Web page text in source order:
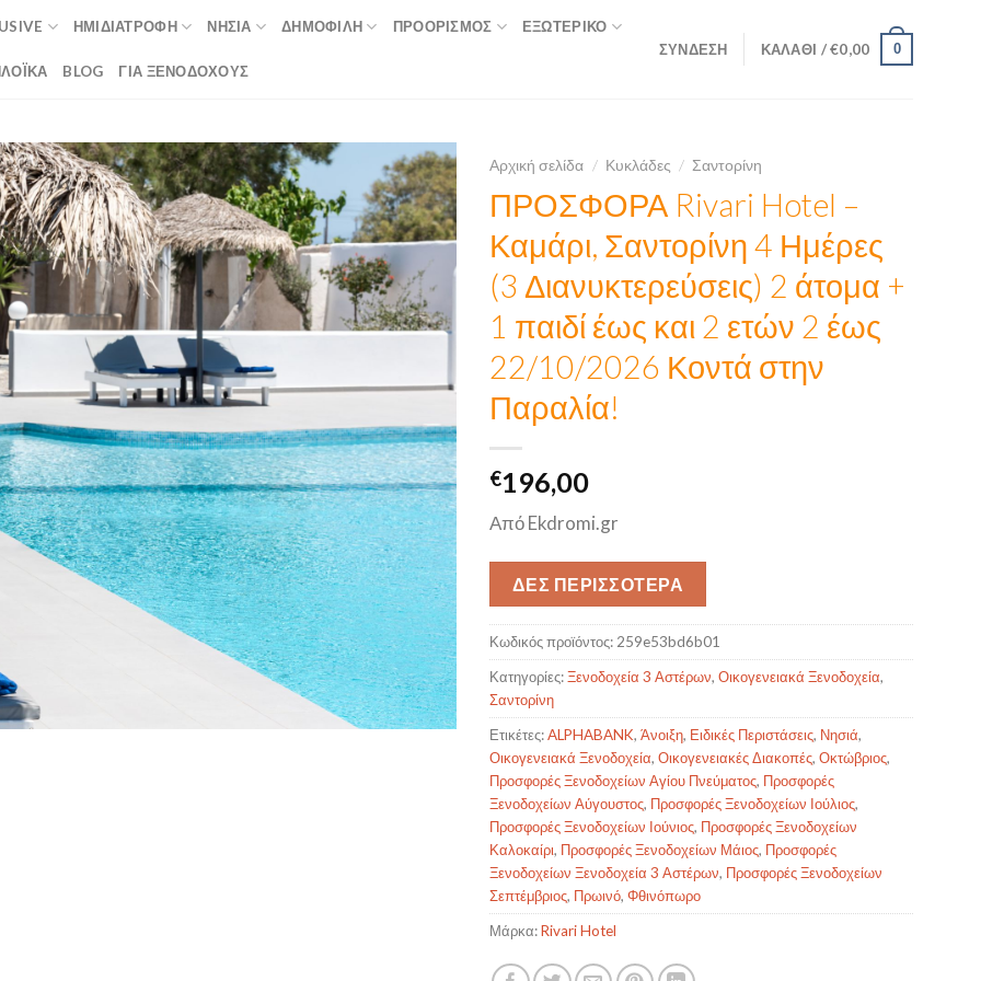
ΗΜΙΔΙΑΤΡΟΦΉ ΝΗΣΙΆ ΔΗΜΟΦΙΛΉ ΠΡΟΟΡΙΣΜΟΣ ΕΞΩΤΕΡΙΚΌ
BLOG ΓΙΑ ΞΕΝΟΔΟΧΟΥΣ
ΣΎΝΔΕΣΗ ΚΑΛΆΘΙ /€0,00 0
Αρχική σελίδα / Κυκλάδες / Σαντορίνη
ΠΡΟΣΦΟΡΑ Rivari Hotel –
Καμάρι, Σαντορίνη 4 Ημέρες
(3 Διανυκτερεύσεις) 2 άτομα +
1 παιδί έως και 2 ετών 2 έως
22/10/2026 Κοντά στην
Παραλία!
€196,00
Από Ekdromi.gr
ΔΕΣ ΠΕΡΙΣΣΟΤΕΡΑ
Κωδικός προϊόντος: 259e53bd6b01
Κατηγορίες:Ξενοδοχεία 3 Αστέρων,Οικογενειακά Ξενοδοχεία,
Σαντορίνη
Ετικέτες:ALPHABANK,Άνοιξη, Ειδικές Περιστάσεις, Νησιά,
Οικογενειακά Ξενοδοχεία,Οικογενειακές Διακοπές,Οκτώβριος,
Προσφορές Ξενοδοχείων Αγίου Πνεύματος, Προσφορές
Ξενοδοχείων Αύγουστος, Προσφορές Ξενοδοχείων Ιούλιος,
Προσφορές Ξενοδοχείων Ιούνιος, Προσφορές Ξενοδοχείων
Καλοκαίρι, Προσφορές Ξενοδοχείων Μάιος, Προσφορές
Ξενοδοχείων Ξενοδοχεία 3 Αστέρων, Προσφορές Ξενοδοχείων
Σεπτέμβριος, Πρωινό,Φθινόπωρο
Μάρκα:Rivari Hotel